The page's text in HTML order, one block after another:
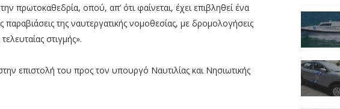
πρωτοκαθεδρία, οπού, απ’ ότι φαίνεται, έχει επιβληθεί ένα
της ναυτεργατικής νομοθεσίας, με δρομολογήσεις
στιγμής».
επιστολή του προς τον υπουργό Ναυτιλίας και Νησιωτικής